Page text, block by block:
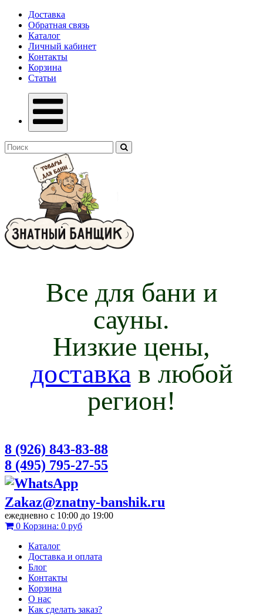
Доставка
Обратная связь
Каталог
Личный кабинет
Контакты
Корзина
Статьи
Все для бани и
сауны.
Низкие цены,
доставка в любой
регион!
8 (926) 843-83-88
8 (495) 795-27-55
Zakaz@znatny-banshik.ru
ежедневно с 10:00 до 19:00
0 Корзина: 0 руб
Каталог
Доставка и оплата
Блог
Контакты
Корзина
О нас
Как сделать заказ?